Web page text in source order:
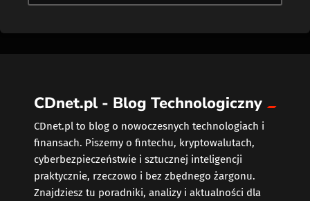
CDnet.pl - Blog Technologiczny
CDnet.pl to blog o nowoczesnych technologiach i
finansach. Piszemy o fintechu, kryptowalutach,
cyberbezpieczeństwie i sztucznej inteligencji
praktycznie, rzeczowo i bez zbędnego żargonu.
Znajdziesz tu poradniki, analizy i aktualności dla